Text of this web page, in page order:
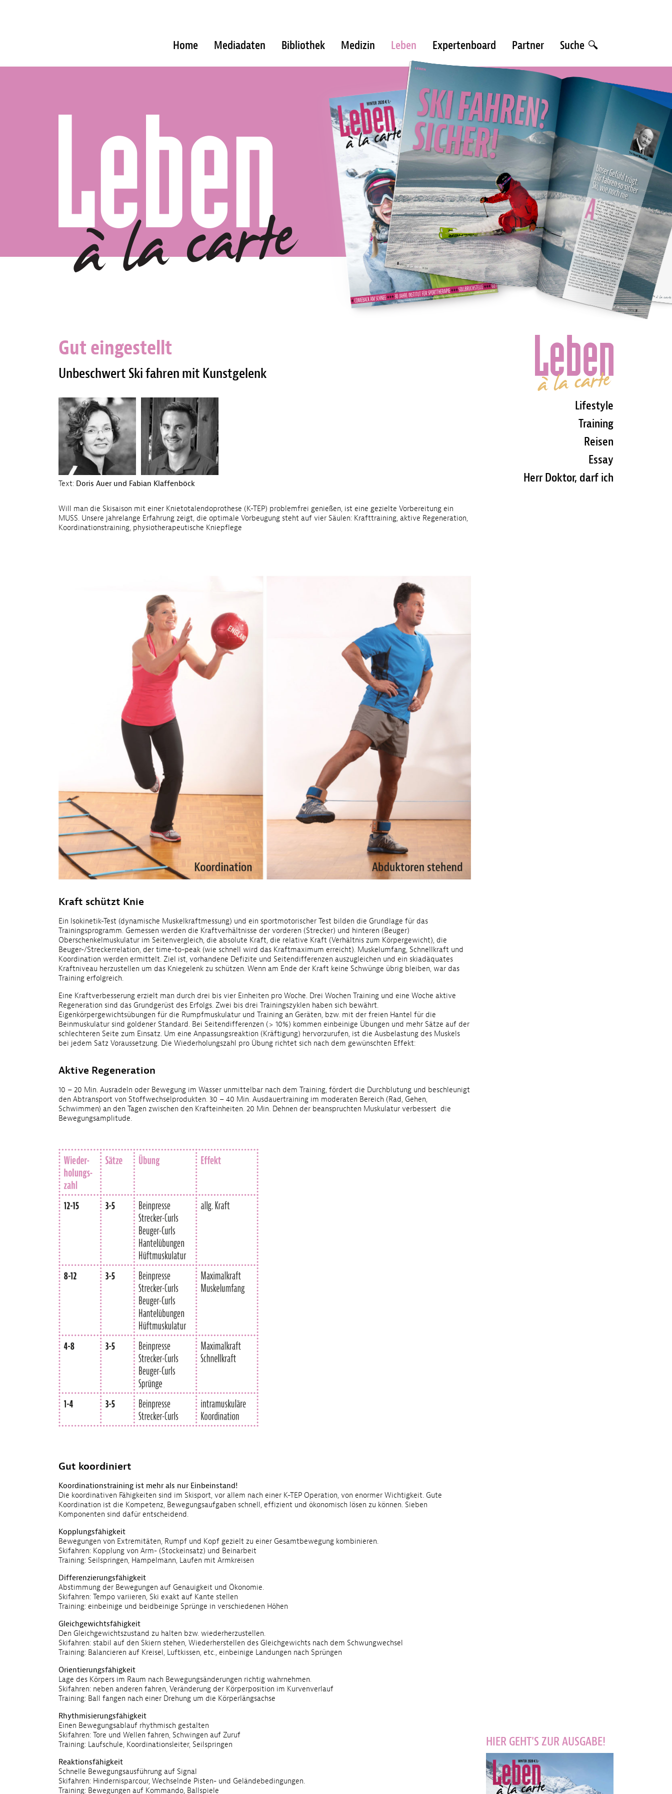
Home Mediadaten Bibliothek Medizin Leben Expertenboard Partner Suche
Gut eingestellt
Unbeschwert Ski fahren mit Kunstgelenk
Text: Doris Auer und Fabian Klaffenböck
Will man die Skisaison mit einer Knie­totalendoprothese (K-TEP) problemfrei genießen, ist eine gezielte Vorbereitung ein
MUSS. Unsere jahrelange Erfahrung zeigt, die optimale Vorbeugung steht auf vier Säulen: Krafttraining, aktive Regeneration,
Koordinationstraining, physiotherapeutische Kniepflege
Kraft schützt Knie
Ein Isokinetik-Test (dynamische Muskelkraftmessung) und ein sportmotorischer Test bilden die Grundlage für das
Trainingsprogramm. Gemessen werden die Kraftverhältnisse der vorderen (Strecker) und hinteren (Beuger)
Oberschenkelmuskulatur im Seitenvergleich, die absolute Kraft, die relative Kraft (Verhältnis zum Körpergewicht), die
Beuger-/Streckerrelation, der time-to-peak (wie schnell wird das Kraftmaximum erreicht). Muskelumfang, Schnellkraft und
Koordination werden ermittelt. Ziel ist, vorhandene Defizite und Seitendifferenzen auszugleichen und ein skiadäquates
Kraftniveau herzustellen um das Kniegelenk zu schützen. Wenn am Ende der Kraft keine Schwünge übrig bleiben, war das
Training erfolgreich.
Eine Kraftverbesserung erzielt man durch drei bis vier Einheiten pro Woche. Drei Wochen Training und eine Woche aktive
Regeneration sind das Grundgerüst des Erfolgs. Zwei bis drei Trainingszyklen haben sich bewährt.
Eigenkörpergewichtsübungen für die Rumpfmuskulatur und Training an Geräten, bzw. mit der freien Hantel für die
Beinmuskulatur sind goldener Standard. Bei Seitendifferenzen (> 10%) kommen einbeinige Übungen und mehr Sätze auf der
schlechteren Seite zum Einsatz. Um eine Anpassungsreaktion (Kräftigung) hervorzurufen, ist die Ausbelastung des Muskels
bei jedem Satz Voraussetzung. Die Wiederholungszahl pro Übung richtet sich nach dem gewünschten Effekt:
Aktive Regeneration
10 – 20 Min. Ausradeln oder Bewegung im Wasser unmittelbar nach dem Training, fördert die Durchblutung und beschleunigt
den Abtransport von Stoffwechselprodukten. 30 – 40 Min. Ausdauertraining im moderaten Bereich (Rad, Gehen,
Schwimmen) an den Tagen zwischen den Krafteinheiten. 20 Min. Dehnen der beanspruchten Muskulatur verbessert die
Bewegungsamplitude.
Gut koordiniert
Koordinationstraining ist mehr als nur Einbeinstand!
Die koordinativen Fähigkeiten sind im Skisport, vor allem nach einer K-TEP Operation, von enormer Wichtigkeit. Gute
Koordination ist die Kompetenz, Bewegungsaufgaben schnell, effizient und ökonomisch lösen zu können. Sieben
Komponenten sind dafür entscheidend.
Kopplungsfähigkeit
Bewegungen von Extremitäten, Rumpf und Kopf gezielt zu einer Gesamtbewegung kombinieren.
Skifahren: Kopplung von Arm- (Stockeinsatz) und Beinarbeit
Training: Seilspringen, Hampelmann, Laufen mit Armkreisen
Differenzierungsfähigkeit
Abstimmung der Bewegungen auf Genauigkeit und Ökonomie.
Skifahren: Tempo variieren, Ski exakt auf Kante stellen
Training: einbeinige und beidbeinige Sprünge in verschiedenen Höhen
Gleichgewichtsfähigkeit
Den Gleichgewichtszustand zu halten bzw. wiederherzustellen.
Skifahren: stabil auf den Skiern stehen, Wiederherstellen des Gleichgewichts nach dem Schwungwechsel
Training: Balancieren auf Kreisel, Luftkissen, etc., einbeinige Landungen nach Sprüngen
Orientierungsfähigkeit
Lage des Körpers im Raum nach Bewegungsänderungen richtig wahrnehmen.
Skifahren: neben anderen fahren, Veränderung der Körperposition im Kurvenverlauf
Training: Ball fangen nach einer Drehung um die Körperlängsachse
Rhythmisierungsfähigkeit
Einen Bewegungsablauf rhythmisch gestalten
Skifahren: Tore und Wellen fahren, Schwingen auf Zuruf
Training: Laufschule, Koordinationsleiter, Seilspringen
Reaktionsfähigkeit
Schnelle Bewegungsausführung auf Signal
Skifahren: Hindernisparcour, Wechselnde Pisten- und Gelände­bedingungen.
Training: Bewegungen auf Kommando, Ballspiele
Lifestyle
Training
Reisen
Essay
Herr Doktor, darf ich
HIER GEHT'S ZUR AUSGABE!